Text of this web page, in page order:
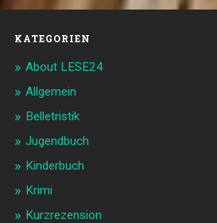
KATEGORIEN
About LESE24
Allgemein
Belletristik
Jugendbuch
Kinderbuch
Krimi
Kurzrezension